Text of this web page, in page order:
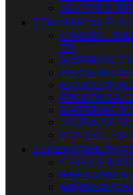
ALCOHOL
 MATERIAL
CABLES -
TV
MATERIAL
PEQUEÑO
MATERIAL
ANTENAS TV
PANTALLAS-
 HERRAMIENTAS
CAJAS Y